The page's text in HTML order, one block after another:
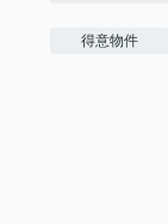
得意物件